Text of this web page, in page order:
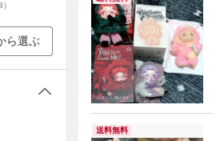
送料無料
）
ら選ぶ